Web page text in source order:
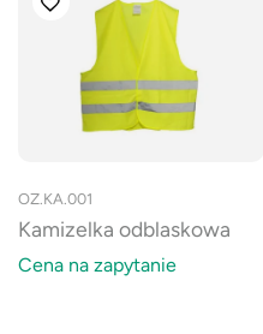
OZ.KA.001
Kamizelka odblaskowa
Cena na zapytanie